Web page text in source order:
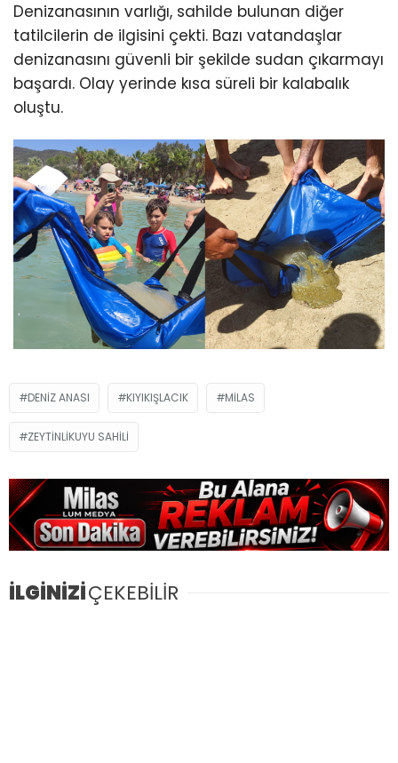
Denizanasının varlığı, sahilde bulunan diğer
tatilcilerin de ilgisini çekti. Bazı vatandaşlar
denizanasını güvenli bir şekilde sudan çıkarmayı
başardı. Olay yerinde kısa süreli bir kalabalık
oluştu.
DENIZ ANASI KIYIKIŞLACIK MILAS
ZEYTINLIKUYU SAHILI
İLGİNİZİÇEKEBİLİR